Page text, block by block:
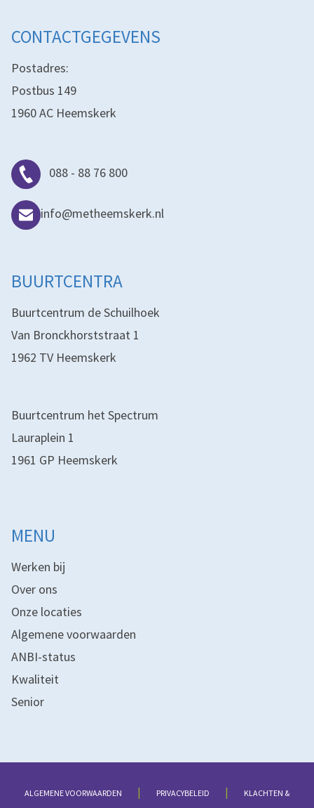
CONTACTGEGEVENS
Postadres:
Postbus 149
1960 AC Heemskerk
088 - 88 76 800
info@metheemskerk.nl
BUURTCENTRA
Buurtcentrum de Schuilhoek
Van Bronckhorststraat 1
1962 TV Heemskerk
Buurtcentrum het Spectrum
Lauraplein 1
1961 GP Heemskerk
MENU
Werken bij
Over ons
Onze locaties
Algemene voorwaarden
ANBI-status
Kwaliteit
Senior
ALGEMENE VOORWAARDEN | PRIVACYBELEID | KLACHTEN &